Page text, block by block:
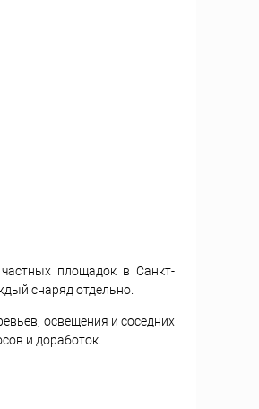
площадок в Санкт-
снаряд отдельно.
освещения и соседних
и доработок.